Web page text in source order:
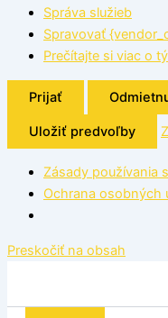
Správa služieb
Spravovať
Prečítajte si viac o
Prijať
Uložiť predvoľby
Zásady používania
Ochrana osobných
Preskočiť na obsah